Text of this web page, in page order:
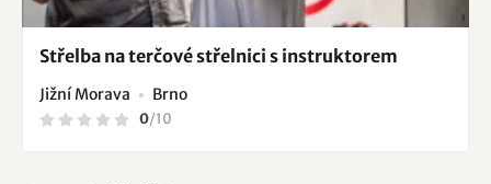
Střelba na terčové střelnici s instruktorem
Jižní Morava Brno
0/10